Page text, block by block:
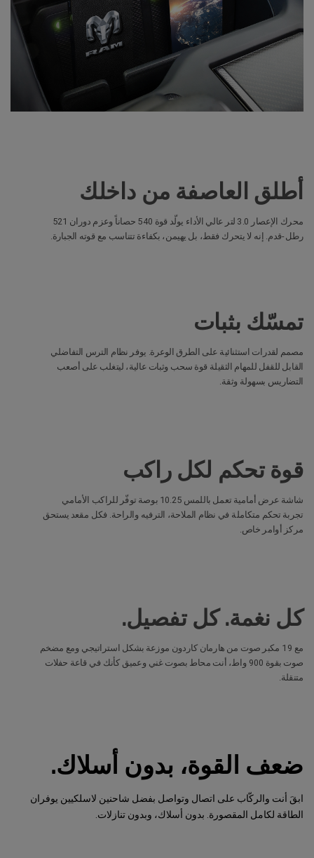
أطلق العاصفة من داخلك
محرك الإعصار 3.0 لتر عالي الأداء يولّد قوة 540 حصاناً وعزم دوران 521
رطل-قدم. إنه لا يتحرك فقط، بل يهيمن، بكفاءة تتناسب مع قوته الجبارة.
تمسّك بثبات
مصمم لقدرات استثنائية على الطرق الوعرة. يوفر نظام الترس التفاضلي
القابل للقفل للمهام الثقيلة قوة سحب وثبات عالية، ليتغلب على أصعب
التضاريس بسهولة وثقة.
قوة تحكم لكل راكب
شاشة عرض أمامية تعمل باللمس 10.25 بوصة توفّر للراكب الأمامي
تجربة تحكم متكاملة في نظام الملاحة، الترفيه والراحة. فكل مقعد يستحق
مركز أوامر خاص.
كل نغمة. كل تفصيل.
مع 19 مكبر صوت من هارمان كاردون موزعة بشكل استراتيجي ومع مضخم
صوت بقوة 900 واط، أنت محاط بصوت غني وعميق كأنك في قاعة حفلات
متنقلة.
ضعف القوة، بدون أسلاك.
ابقَ أنت والركّاب على اتصال وتواصل بفضل شاحنين لاسلكيين يوفران
الطاقة لكامل المقصورة. بدون أسلاك، وبدون تنازلات.